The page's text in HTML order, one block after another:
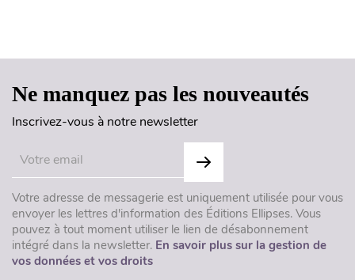
Ne manquez pas les nouveautés
Inscrivez-vous à notre newsletter
Votre adresse de messagerie est uniquement utilisée pour vous
envoyer les lettres d'information des Éditions Ellipses. Vous
pouvez à tout moment utiliser le lien de désabonnement
intégré dans la newsletter. En savoir plus sur la gestion de
vos données et vos droits